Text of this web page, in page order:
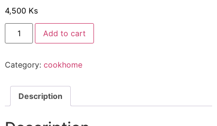
4,500 Ks
Add to cart
Category: cookhome
Description